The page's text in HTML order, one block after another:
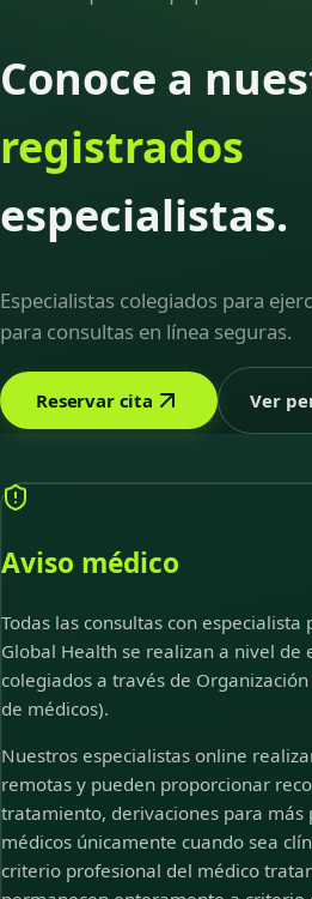
Conoce a
registrados
especialistas.
Especialistas colegiados para
para consultas en línea seguras.
Reservar cita Ver
Aviso médico
Todas las consultas con especialista
Global Health se realizan a nivel de
colegiados a través de
de médicos).
Nuestros especialistas online
remotas y pueden proporcionar
tratamiento, derivaciones para más
médicos únicamente cuando sea
criterio profesional del médico